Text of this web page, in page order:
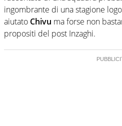
ingombrante di una stagione
aiutato Chivu ma forse non
propositi del post Inzaghi.